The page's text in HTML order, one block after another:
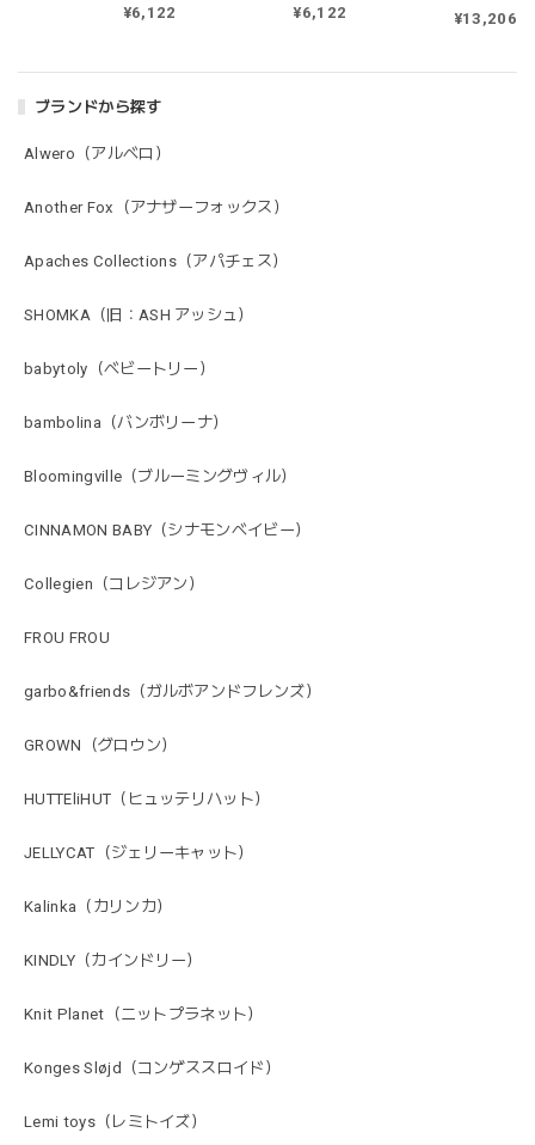
ブランドから探す
Alwero（アルベロ）
Another Fox（アナザーフォックス）
Apaches Collections（アパチェス）
SHOMKA（旧：ASH アッシュ）
babytoly（ベビートリー）
bambolina（バンボリーナ）
Bloomingville（ブルーミングヴィル）
CINNAMON BABY（シナモンベイビー）
Collegien（コレジアン）
FROU FROU
garbo&friends（ガルボアンドフレンズ）
GROWN（グロウン）
HUTTEliHUT（ヒュッテリハット）
JELLYCAT（ジェリーキャット）
Kalinka（カリンカ）
KINDLY（カインドリー）
Knit Planet（ニットプラネット）
Konges Sløjd（コンゲススロイド）
Lemi toys（レミトイズ）
¥6,122
¥6,122
上下セット販売）¥13,206